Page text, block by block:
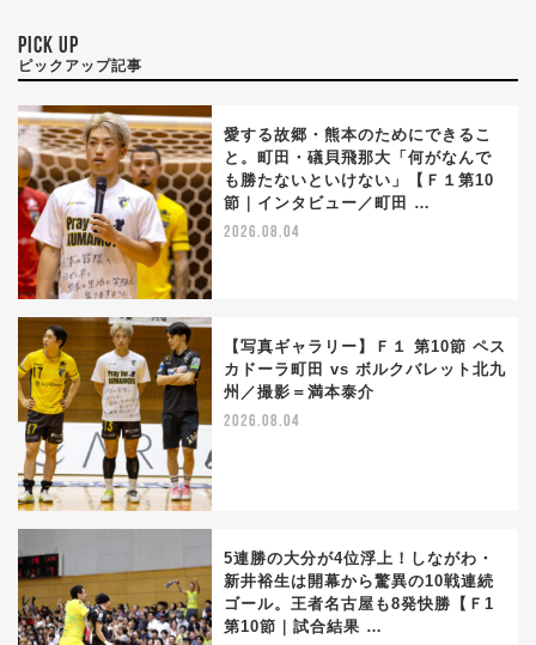
PICK UP
ピックアップ記事
愛する故郷・熊本のためにできるこ
と。町田・礒貝飛那大「何がなんで
も勝たないといけない」【Ｆ１第10
節｜インタビュー／町田 …
2026.08.04
【写真ギャラリー】Ｆ１ 第10節 ペス
カドーラ町田 vs ボルクバレット北九
州／撮影＝満本泰介
2026.08.04
5連勝の大分が4位浮上！しながわ・
新井裕生は開幕から驚異の10戦連続
ゴール。王者名古屋も8発快勝【Ｆ1
第10節｜試合結果 …